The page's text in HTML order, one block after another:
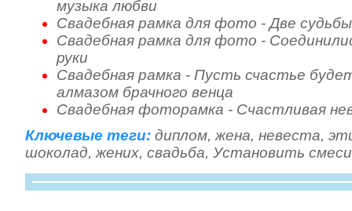
музыка любви
Свадебная рамка для фото - Две
Свадебная рамка для фото -
руки
Свадебная рамка - Пусть счастье
алмазом брачного венца
Свадебная фоторамка - Счастливая
Ключевые теги: диплом, жена, невеста,
шоколад, жених, свадьба, Установить